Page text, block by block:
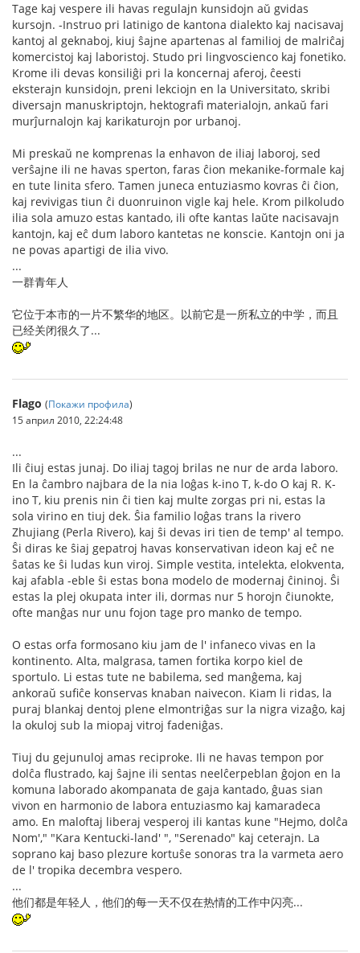
Tage kaj vespere ili havas regulajn kunsidojn aŭ gvidas
kursojn. -Instruo pri latinigo de kantona dialekto kaj nacisavaj
kantoj al geknaboj, kiuj ŝajne apartenas al familioj de malriĉaj
komercistoj kaj laboristoj. Studo pri lingvoscienco kaj fonetiko.
Krome ili devas konsiliĝi pri la koncernaj aferoj, ĉeesti
eksterajn kunsidojn, preni lekciojn en la Universitato, skribi
diversajn manuskriptojn, hektografi materialojn, ankaŭ fari
murĵurnalojn kaj karikaturojn por urbanoj.
Mi preskaŭ ne komprenas la enhavon de iliaj laboroj, sed
verŝajne ili ne havas sperton, faras ĉion mekanike-formale kaj
en tute linita sfero. Tamen juneca entuziasmo kovras ĉi ĉion,
kaj revivigas tiun ĉi duonruinon vigle kaj hele. Krom pilkoludo
ilia sola amuzo estas kantado, ili ofte kantas laŭte nacisavajn
kantojn, kaj eĉ dum laboro kantetas ne konscie. Kantojn oni ja
ne povas apartigi de ilia vivo.
...
一群青年人
它位于本市的一片不繁华的地区。以前它是一所私立的中学，而且
已经关闭很久了...
Flago (Покажи профила)
15 април 2010, 22:24:48
...
Ili ĉiuj estas junaj. Do iliaj tagoj brilas ne nur de arda laboro.
En la ĉambro najbara de la nia loĝas k-ino T, k-do O kaj R. K-
ino T, kiu prenis nin ĉi tien kaj multe zorgas pri ni, estas la
sola virino en tiuj dek. Ŝia familio loĝas trans la rivero
Zhujiang (Perla Rivero), kaj ŝi devas iri tien de temp' al tempo.
Ŝi diras ke ŝiaj gepatroj havas konservativan ideon kaj eĉ ne
ŝatas ke ŝi ludas kun viroj. Simple vestita, intelekta, elokventa,
kaj afabla -eble ŝi estas bona modelo de modernaj ĉininoj. Ŝi
estas la plej okupata inter ili, dormas nur 5 horojn ĉiunokte,
ofte manĝas nur unu fojon tage pro manko de tempo.
O estas orfa formosano kiu jam de l' infaneco vivas en la
kontinento. Alta, malgrasa, tamen fortika korpo kiel de
sportulo. Li estas tute ne babilema, sed manĝema, kaj
ankoraŭ sufiĉe konservas knaban naivecon. Kiam li ridas, la
puraj blankaj dentoj plene elmontriĝas sur la nigra vizaĝo, kaj
la okuloj sub la miopaj vitroj fadeniĝas.
Tiuj du gejunuloj amas reciproke. Ili ne havas tempon por
dolĉa flustrado, kaj ŝajne ili sentas neelĉerpeblan ĝojon en la
komuna laborado akompanata de gaja kantado, ĝuas sian
vivon en harmonio de labora entuziasmo kaj kamaradeca
amo. En maloftaj liberaj vesperoj ili kantas kune "Hejmo, dolĉa
Nom'," "Kara Kentucki-land' ", "Serenado" kaj ceterajn. La
soprano kaj baso plezure kortuŝe sonoras tra la varmeta aero
de l' tropika decembra vespero.
...
他们都是年轻人，他们的每一天不仅在热情的工作中闪亮...